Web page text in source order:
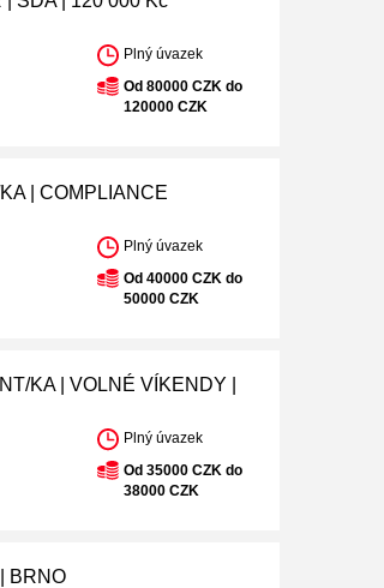
Plný úvazek
Od 80000 CZK do
120000 CZK
| COMPLIANCE
Plný úvazek
Od 40000 CZK do
50000 CZK
KA | VOLNÉ VÍKENDY |
Plný úvazek
Od 35000 CZK do
38000 CZK
BRNO